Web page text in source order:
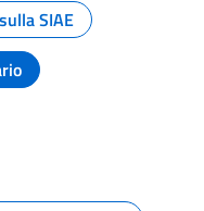
SIAE